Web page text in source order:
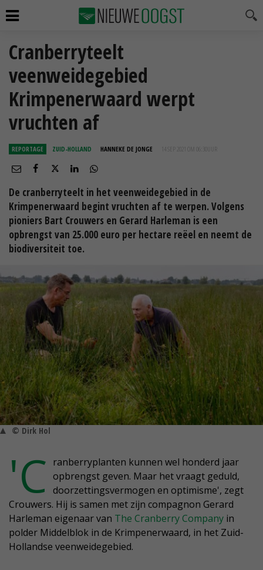
Cranberryteelt
veenweidegebied
Krimpenerwaard werpt
vruchten af
REPORTAGE ZUID-HOLLAND HANNEKE DE JONGE 14 SEP 2021 OM 06:30
De cranberryteelt in het veenweidegebied in de
Krimpenerwaard begint vruchten af te werpen. Volgens
pioniers Bart Crouwers en Gerard Harleman is een
opbrengst van 25.000 euro per hectare reëel en neemt de
biodiversiteit toe.
© Dirk Hol
'C ranberryplanten kunnen wel honderd jaar
opbrengst geven. Maar het vraagt geduld,
doorzettingsvermogen en optimisme', zegt
Crouwers. Hij is samen met zijn compagnon Gerard
Harleman eigenaar van The Cranberry Company in
polder Middelblok in de Krimpenerwaard, in het Zuid-
Hollandse veenweidegebied.